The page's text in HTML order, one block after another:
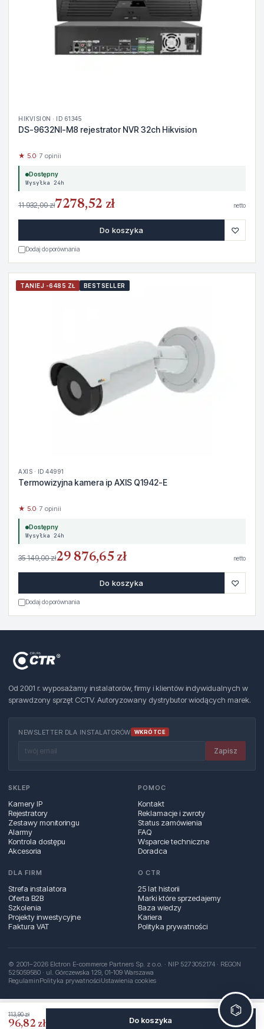
113,90 zł
96,82 zł Do koszyka
HIKVISION · ID 61345
DS-9632NI-M8 rejestrator NVR 32ch Hikvision
★ 5.0· 7 opinii
Dostępny
Wysyłka 24h
11 932,00 zł7278,52 zł netto
Do koszyka ♡
Dodaj do porównania
TANIEJ -6485 ZŁ BESTSELLER
AXIS · ID 44991
Termowizyjna kamera ip AXIS Q1942-E
★ 5.0· 7 opinii
Dostępny
Wysyłka 24h
35 149,00 zł29 876,65 zł netto
Do koszyka ♡
Dodaj do porównania
Od 2001 r. wyposażamy instalatorów, firmy i klientów indywidualnych w
sprawdzony sprzęt CCTV. Autoryzowany dystrybutor wiodących marek.
NEWSLETTER DLA INSTALATORÓW WKRÓTCE
Zapisz
SKLEP
Kamery IP
Rejestratory
Zestawy monitoringu
Alarmy
Kontrola dostępu
Akcesoria
POMOC
Kontakt
Reklamacje i zwroty
Status zamówienia
FAQ
Wsparcie techniczne
Doradca
DLA FIRM
Strefa instalatora
Oferta B2B
Szkolenia
Projekty inwestycyjne
Faktura VAT
O CTR
25 lat historii
Marki które sprzedajemy
Baza wiedzy
Kariera
Polityka prywatności
© 2001–2026 Elctron E-commerce Partners Sp. z o.o. · NIP 5273052174 · REGON
525059580 · ul. Górczewska 129, 01‑109 Warszawa
RegulaminPolityka prywatnościUstawienia cookies
⌬